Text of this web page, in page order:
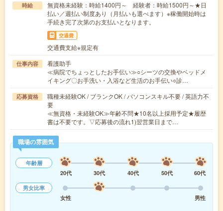
時給
無資格未経験：時給1400円～ 経験者：時給1500円～★日
払い／週払い制度あり（月払いも選べます）※稼働開始時は
手続き完了次第のお支払いとなります。
交通費
交通費支給※規定有
仕事内容
看護助手
≪病院でちょっとしたお手伝い≫○シーツの交換やベッドメ
イキング〇お手洗い・入浴など生活のお手伝い○診…
応募資格
職種未経験OK / ブランクOK / パソコンスキル不要 / 英語力不
要
≪無資格・未経験OK≫年齢不問★10名以上採用予定★履歴
書は不要です。▽応募後の流れ1)翌営業日まで…
職場の雰囲気
年齢層
20代
30代 40代 50代
60代
男女比率
女性
男性